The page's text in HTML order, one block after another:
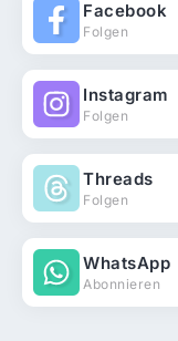
Facebook
Folgen
Instagram
Folgen
Threads
Folgen
WhatsApp
Abonnieren